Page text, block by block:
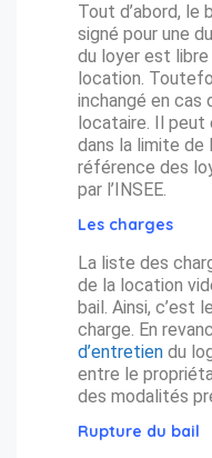
Tout d’abord, le
signé pour une
du loyer est libre
location.
inchangé en cas
locataire. Il peut
dans la limite de
référence des
par l’INSEE.
Les charges
La liste des
de la location
bail. Ainsi, c’est
charge. En
d’entretien du
entre le
des modalités
Rupture du bail